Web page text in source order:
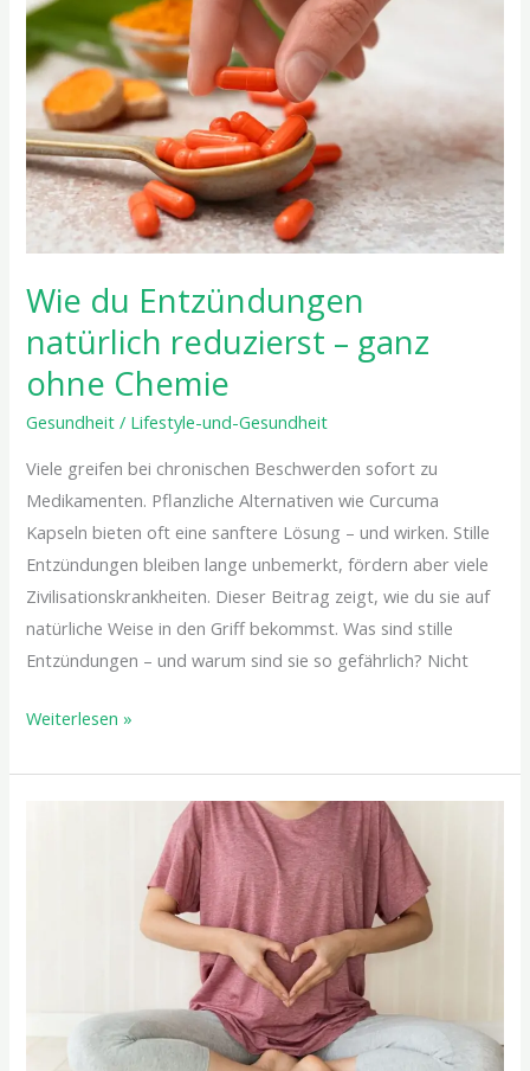
Wie du Entzündungen
natürlich reduzierst – ganz
ohne Chemie
Gesundheit / Lifestyle-und-Gesundheit
Viele greifen bei chronischen Beschwerden sofort zu
Medikamenten. Pflanzliche Alternativen wie Curcuma
Kapseln bieten oft eine sanftere Lösung – und wirken. Stille
Entzündungen bleiben lange unbemerkt, fördern aber viele
Zivilisationskrankheiten. Dieser Beitrag zeigt, wie du sie auf
natürliche Weise in den Griff bekommst. Was sind stille
Entzündungen – und warum sind sie so gefährlich? Nicht
Entzündungen
natürlich
reduzierst
ganz
ohne
Chemie
Weiterlesen »